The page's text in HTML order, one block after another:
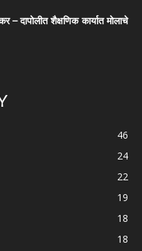
– दापोलीत शैक्षणिक कार्यात मोलाचे
46
24
22
19
18
18